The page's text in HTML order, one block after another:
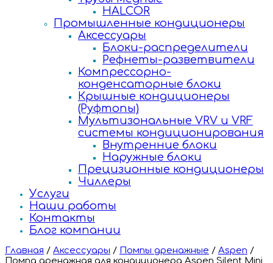
HALCOR
Промышленные кондиционеры
Аксессуары
Блоки-распределители
Рефнеты-разветвители
Компрессорно-
конденсаторные блоки
Крышные кондиционеры
(Руфтопы)
Мультизональные VRV и VRF
системы кондиционирования
Внутренние блоки
Наружные блоки
Прецизионные кондиционеры
Чиллеры
Услуги
Наши работы
Контакты
Блог компании
Главная / Аксессуары / Помпы дренажные / Aspen /
Помпа дренажная для кондиционера Aspen Silent Mini